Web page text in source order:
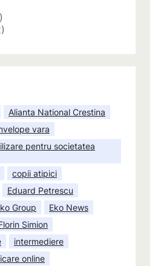
Alianta National Crestina
vara
pentru societatea
copii atipici
Eduard Petrescu
Group
Eko News
Simion
intermediere
online